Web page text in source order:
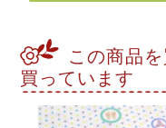
この商品
買っています